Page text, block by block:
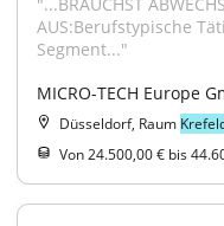
AUS:Berufstypische
Segment..."
MICRO-TECH Europe
Düsseldorf, Raum
Von 24.500,00 € bis